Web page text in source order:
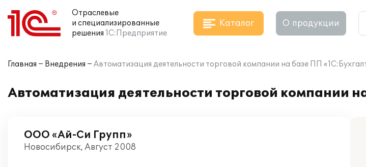
Отраслевые
и специализированные
решения 1С:Предприятие
Каталог О продукции
Главная Внедрения Автоматизация деятельности торговой компании на базе ПП
Автоматизация деятельности торговой компании
ООО «Ай-Си Групп»
Новосибирск, Август 2008